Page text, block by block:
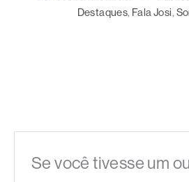
Destaques, Fala Josi,
Se você tivesse um